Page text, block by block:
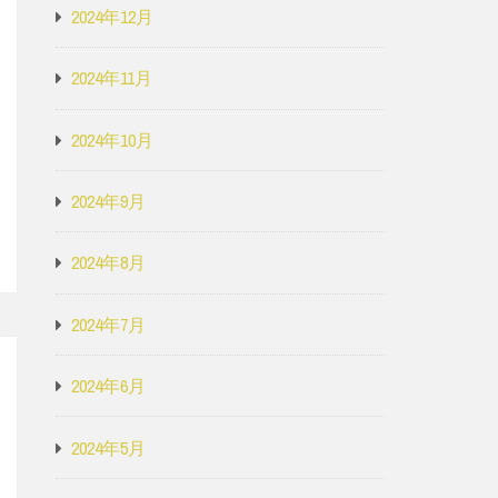
2024年12月
2024年11月
2024年10月
2024年9月
2024年8月
2024年7月
2024年6月
2024年5月